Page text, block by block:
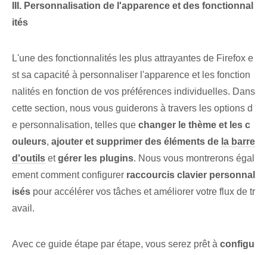
III. Personnalisation de l'apparence et des fonctionnal
ités
L'une des fonctionnalités les plus attrayantes de Firefox e
st sa capacité à personnaliser l'apparence et les fonction
nalités en fonction de vos préférences individuelles. Dans
cette section, nous vous guiderons à travers les options d
e personnalisation, telles que changer le thème et les c
ouleurs, ajouter et supprimer des éléments de la barre
d'outils etgérer les plugins. Nous vous montrerons égal
ement comment configurer raccourcis clavier personnal
isés pour accélérer vos tâches et améliorer votre flux de tr
avail.
Avec ce guide étape par étape, vous serez prêt à configu